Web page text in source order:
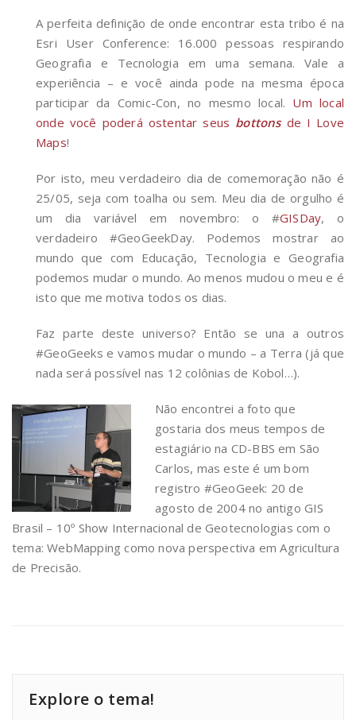
A perfeita definição de onde encontrar esta tribo é na
Esri User Conference: 16.000 pessoas respirando
Geografia e Tecnologia em uma semana. Vale a
experiência – e você ainda pode na mesma época
participar da Comic-Con, no mesmo local. Um local
onde você poderá ostentar seus bottonsde I Love
Maps!
Por isto, meu verdadeiro dia de comemoração não é
25/05, seja com toalha ou sem. Meu dia de orgulho é
um dia variável em novembro: o #GISDay, o
verdadeiro #GeoGeekDay. Podemos mostrar ao
mundo que com Educação, Tecnologia e Geografia
podemos mudar o mundo. Ao menos mudou o meu e é
isto que me motiva todos os dias.
Faz parte deste universo? Então se una a outros
#GeoGeeks e vamos mudar o mundo – a Terra (já que
nada será possível nas 12 colônias de Kobol…).
Não encontrei a foto que
gostaria dos meus tempos de
estagiário na CD-BBS em São
Carlos, mas este é um bom
registro #GeoGeek: 20 de
agosto de 2004 no antigo GIS
Brasil – 10º Show Internacional de Geotecnologias com o
tema: WebMapping como nova perspectiva em Agricultura
de Precisão.
Explore o tema!